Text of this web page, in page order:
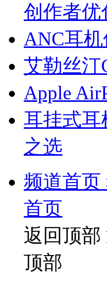
创作者优
ANC耳
艾勒丝汀
Apple
耳挂式耳
之选
频道首页
首页
返回顶部
顶部